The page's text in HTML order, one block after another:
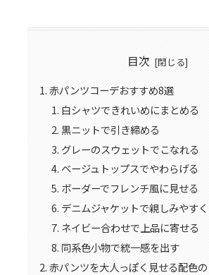
目次
赤パンツコーデおすすめ8選
白シャツできれいめにまとめる
黒ニットで引き締める
グレーのスウェットでこなれる
ベージュトップスでやわらげる
ボーダーでフレンチ風に見せる
デニムジャケットで親しみやす
ネイビー合わせで上品に寄せる
同系色小物で統一感を出す
赤パンツを大人っぽく見せる配色